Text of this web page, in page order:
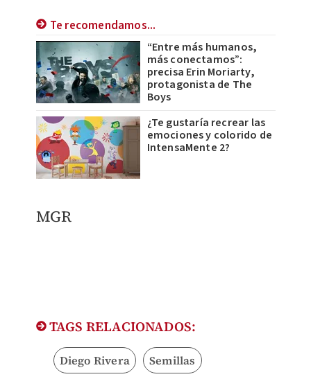
Te recomendamos...
“Entre más humanos,
más conectamos”:
precisa Erin Moriarty,
protagonista de The
Boys
¿Te gustaría recrear las
emociones y colorido de
IntensaMente 2?
MGR
TAGS RELACIONADOS:
Diego Rivera Semillas